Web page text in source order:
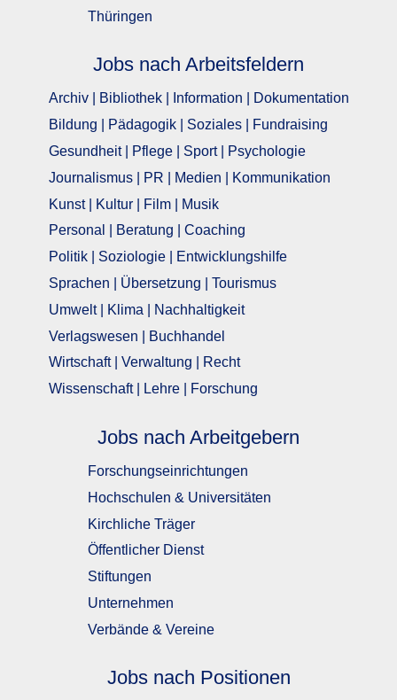
Thüringen
Jobs nach Arbeitsfeldern
Archiv | Bibliothek | Information | Dokumentation
Bildung | Pädagogik | Soziales | Fundraising
Gesundheit | Pflege | Sport | Psychologie
Journalismus | PR | Medien | Kommunikation
Kunst | Kultur | Film | Musik
Personal | Beratung | Coaching
Politik | Soziologie | Entwicklungshilfe
Sprachen | Übersetzung | Tourismus
Umwelt | Klima | Nachhaltigkeit
Verlagswesen | Buchhandel
Wirtschaft | Verwaltung | Recht
Wissenschaft | Lehre | Forschung
Jobs nach Arbeitgebern
Forschungseinrichtungen
Hochschulen & Universitäten
Kirchliche Träger
Öffentlicher Dienst
Stiftungen
Unternehmen
Verbände & Vereine
Jobs nach Positionen